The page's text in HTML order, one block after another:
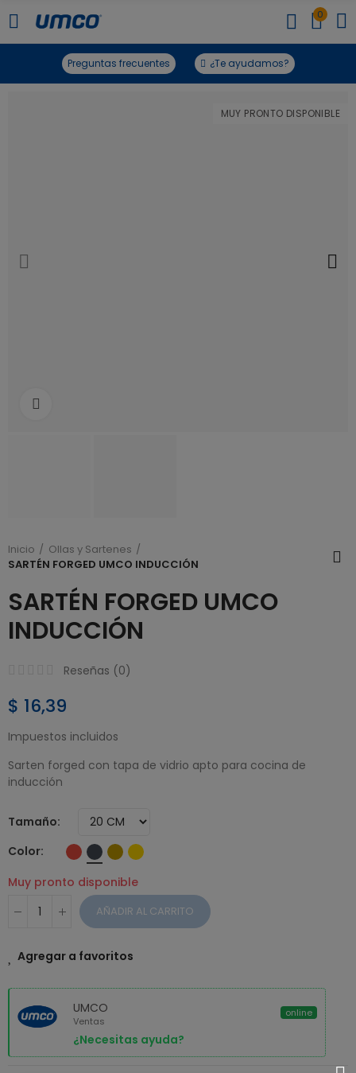
0
Preguntas frecuentes ¿Te ayudamos?
MUY PRONTO DISPONIBLE
Inicio
Ollas y Sartenes
SARTÉN FORGED UMCO INDUCCIÓN
SARTÉN FORGED UMCO
INDUCCIÓN
Reseñas (0)
$ 16,39
Impuestos incluidos
Sarten forged con tapa de vidrio apto para cocina de
inducción
Tamaño
Color
Muy pronto disponible
AÑADIR AL CARRITO
Agregar a favoritos
UMCO
Ventas
¿Necesitas ayuda?
online